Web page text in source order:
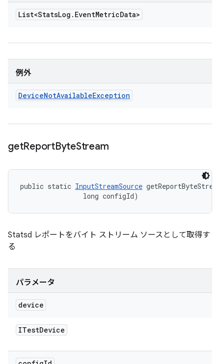
List<StatsLog . EventMetricData>
例外
DeviceNotAvailableException
getReportByteStream
public static InputStreamSource
                long configId)
Statsd レポートをバイト ストリーム ソースとして取得す
る
パラメータ
device
ITestDevice